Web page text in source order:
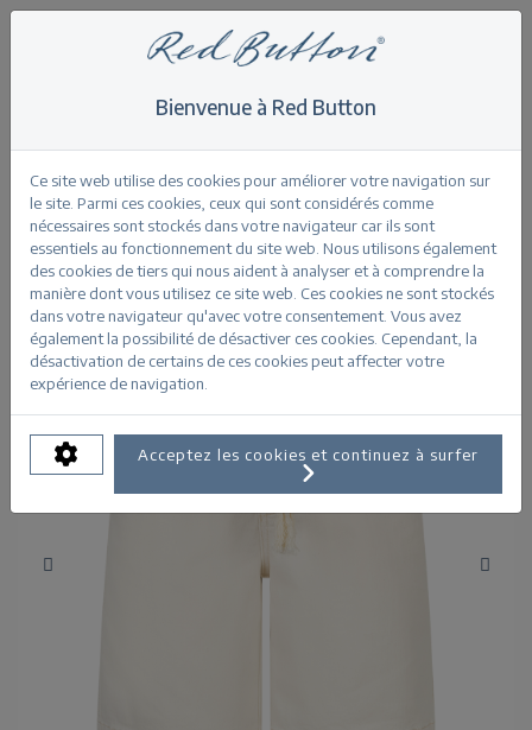
> Colette Short & Belt
Retour
Bienvenue à Red Button
Ce site web utilise des cookies pour améliorer votre navigation sur
le site. Parmi ces cookies, ceux qui sont considérés comme
nécessaires sont stockés dans votre navigateur car ils sont
essentiels au fonctionnement du site web. Nous utilisons également
des cookies de tiers qui nous aident à analyser et à comprendre la
manière dont vous utilisez ce site web. Ces cookies ne sont stockés
dans votre navigateur qu'avec votre consentement. Vous avez
également la possibilité de désactiver ces cookies. Cependant, la
désactivation de certains de ces cookies peut affecter votre
expérience de navigation.
Acceptez les cookies et continuez à surfer